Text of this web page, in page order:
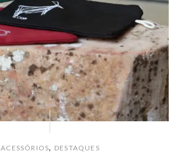
ACESSÓRIOS, DESTAQUES